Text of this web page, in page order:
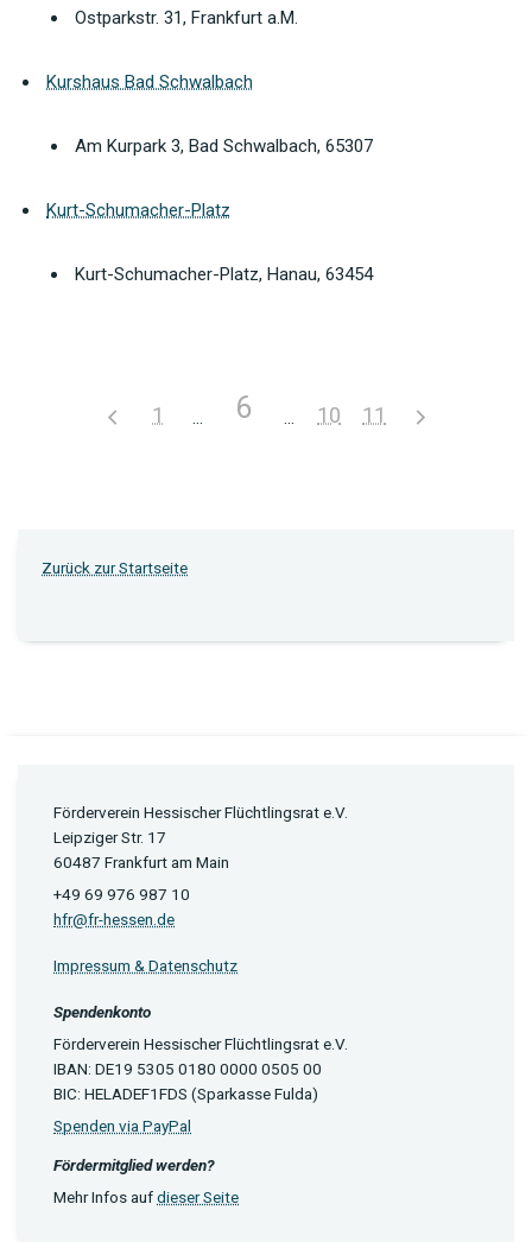
Ostparkstr. 31, Frankfurt a.M.
Kurshaus Bad Schwalbach
Am Kurpark 3, Bad Schwalbach, 65307
Kurt-Schumacher-Platz
Kurt-Schumacher-Platz, Hanau, 63454
1 6 10 11
Zurück zur Startseite
Förderverein Hessischer Flüchtlingsrat e.V.
Leipziger Str. 17
60487 Frankfurt am Main
+49 69 976 987 10
hfr@fr-hessen.de
Impressum & Datenschutz
Spendenkonto
Förderverein Hessischer Flüchtlingsrat e.V.
IBAN: DE19 5305 0180 0000 0505 00
BIC: HELADEF1FDS (Sparkasse Fulda)
Spenden via PayPal
Fördermitglied werden?
Mehr Infos aufdieser Seite